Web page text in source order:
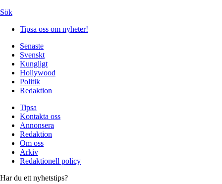
Sök
Tipsa oss om nyheter!
Senaste
Svenskt
Kungligt
Hollywood
Politik
Redaktion
Tipsa
Kontakta oss
Annonsera
Redaktion
Om oss
Arkiv
Redaktionell policy
Har du ett nyhetstips?